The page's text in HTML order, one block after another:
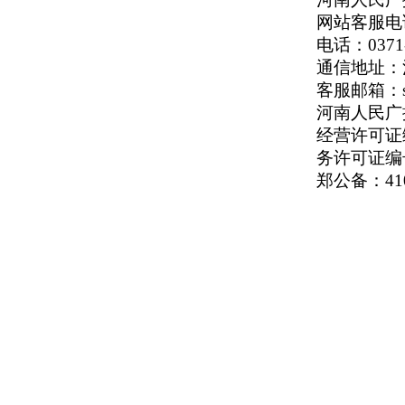
网站客服
电话：
通信地址：
客服邮箱：
河南人民
经营许可
务许可证
郑公备：